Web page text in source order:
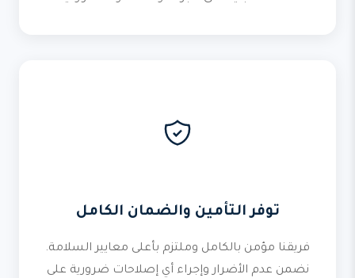
توفر التأمين والضمان الكامل
فريقنا مؤمن بالكامل وملتزم بأعلى معايير السلامة.
نضمن عدم الأضرار وإجراء أي إصلاحات ضرورية على